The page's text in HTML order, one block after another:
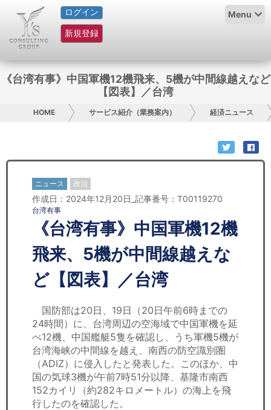
ログイン
新規登録
Menu
HOME
サービス紹介
コラム
お問い合わせ
日本人にPR
コンサルティング
リサーチ
セミナー
労務顧問
ＩＴ
飲食店情報
《台湾有事》中国軍機12機飛来、5機が中間線越えなど
【図表】／台湾
HOME サービス紹介（業務案内） 経済ニュース
ニュース 政治
作成日：2024年12月20日_記事番号：T00119270
台湾有事
《台湾有事》中国軍機12機
飛来、5機が中間線越えな
ど【図表】／台湾
国防部は20日、19日（20日午前6時までの
24時間）に、台湾周辺の空海域で中国軍機を延
べ12機、中国艦艇5隻を確認し、うち軍機5機が
台湾海峡の中間線を越え、南西の防空識別圏
（ADIZ）に侵入したと発表した。このほか、中
国の気球3機が午前7時51分以降、基隆市南西
152カイリ（約282キロメートル）の海上を飛
行したのを確認した。